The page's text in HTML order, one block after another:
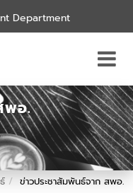
Department
พอ.
ข่าวประชาสัมพันธ์จาก สพอ.